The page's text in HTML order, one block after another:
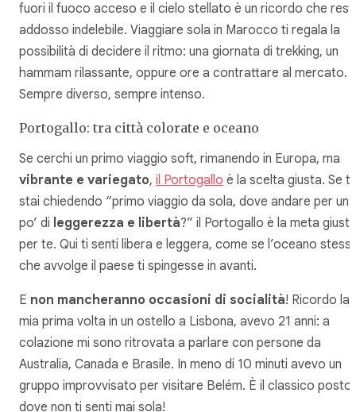
fuori il fuoco acceso e il cielo stellato è un ricordo che
addosso indelebile. Viaggiare sola in Marocco ti regala la
possibilità di decidere il ritmo: una giornata di trekking, un
hammam rilassante, oppure ore a contrattare al mercato.
Sempre diverso, sempre intenso.
Portogallo: tra città colorate e oceano
Se cerchi un primo viaggio soft, rimanendo in Europa, ma
vibrante e variegato, il Portogallo è la scelta giusta. Se ti
stai chiedendo “primo viaggio da sola, dove andare per un
po’ di leggerezza e libertà?” il Portogallo è la meta giusta
per te. Qui ti senti libera e leggera, come se l’oceano
che avvolge il paese ti spingesse in avanti.
E non mancheranno occasioni di socialità! Ricordo la
mia prima volta in un ostello a Lisbona, avevo 21 anni: a
colazione mi sono ritrovata a parlare con persone da
Australia, Canada e Brasile. In meno di 10 minuti avevo un
gruppo improvvisato per visitare Belém. È il classico posto
dove non ti senti mai sola!